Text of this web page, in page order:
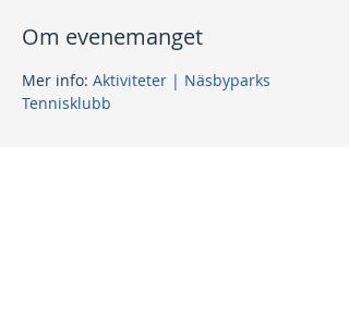
Om evenemanget
Mer info: Aktiviteter | Näsbyparks
Tennisklubb